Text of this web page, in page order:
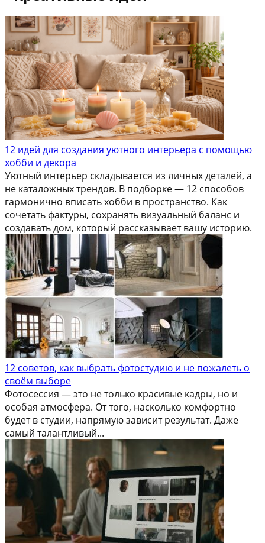
12 идей для создания уютного интерьера с помощью
хобби и декора
Уютный интерьер складывается из личных деталей, а
не каталожных трендов. В подборке — 12 способов
гармонично вписать хобби в пространство. Как
сочетать фактуры, сохранять визуальный баланс и
создавать дом, который рассказывает вашу историю.
12 советов, как выбрать фотостудию и не пожалеть о
своём выборе
Фотосессия — это не только красивые кадры, но и
особая атмосфера. От того, насколько комфортно
будет в студии, напрямую зависит результат. Даже
самый талантливый...